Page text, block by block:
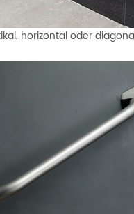
horizontal oder